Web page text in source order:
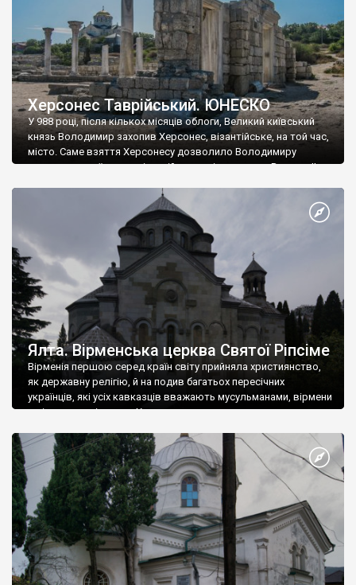
Херсонес Таврійський. ЮНЕСКО
У 988 році, після кількох місяців облоги, Великий київський
князь Володимир захопив Херсонес, візантійське, на той час,
місто. Саме взяття Херсонесу дозволило Володимиру
диктувати свої умови візантійському імператору Василю ІІ, та
Херсонесі Володимир-язичник, став Василем-християнином.
А потім було Хрещення Русі. На честь Херсонесу Таврійського
Ялта. Вірменська церква Святої Ріпсіме
Вірменія першою серед країн світу прийняла християнство,
як державну релігію, й на подив багатьох пересічних
українців, які усіх кавказців вважають мусульманами, вірмени
є відданими вірянами Христа